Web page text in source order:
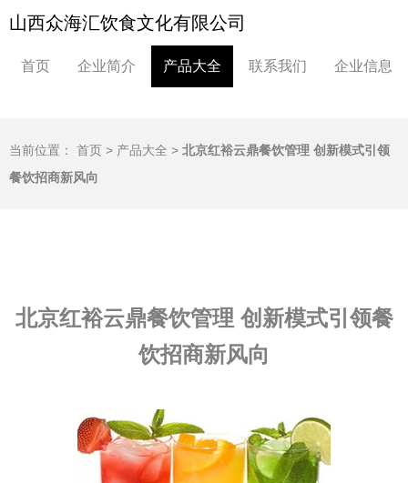
山西众海汇饮食文化有限公司
首页 企业简介 产品大全 联系我们 企业信息
当前位置： 首页 > 产品大全 > 北京红裕云鼎餐饮管理 创新模式引领
餐饮招商新风向
北京红裕云鼎餐饮管理 创新模式引领餐
饮招商新风向